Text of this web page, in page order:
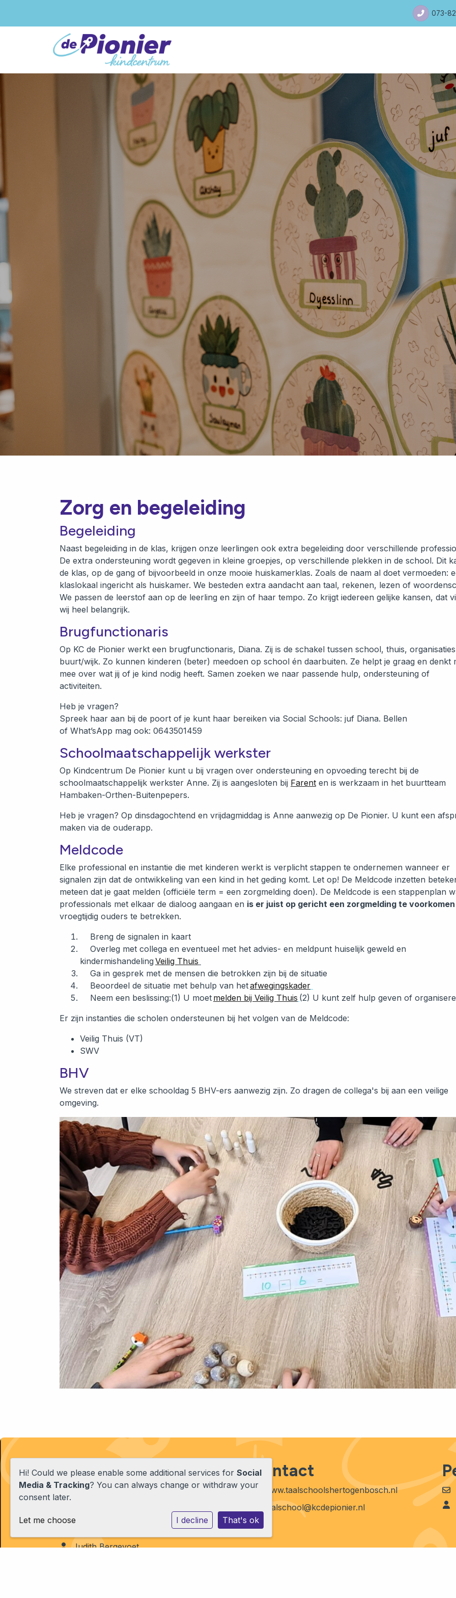
073-
Home
Zorg en begeleiding
Begeleiding
Naast begeleiding in de klas, krijgen onze leerlingen ook extra begeleiding door verschillende
De extra ondersteuning wordt gegeven in kleine groepjes, op verschillende plekken in de school. Dit
de klas, op de gang of bijvoorbeeld in onze mooie huiskamerklas. Zoals de naam al doet vermoeden:
klaslokaal ingericht als huiskamer. We besteden extra aandacht aan taal, rekenen, lezen of
We passen de leerstof aan op de leerling en zijn of haar tempo. Zo krijgt iedereen gelijke kansen, dat
wij heel belangrijk.
Brugfunctionaris
Op KC de Pionier werkt een brugfunctionaris, Diana. Zij is de schakel tussen school, thuis,
buurt/wijk. Zo kunnen kinderen (beter) meedoen op school én daarbuiten. Ze helpt je graag en denkt
mee over wat jij of je kind nodig heeft. Samen zoeken we naar passende hulp, ondersteuning of
activiteiten.
Heb je vragen?
Spreek haar aan bij de poort of je kunt haar bereiken via Social Schools: juf Diana. Bellen
of What’sApp mag ook: 0643501459
Schoolmaatschappelijk werkster
Op Kindcentrum De Pionier kunt u bij vragen over ondersteuning en opvoeding terecht bij de
schoolmaatschappelijk werkster Anne. Zij is aangesloten bij Farent en is werkzaam in het buurtteam
Hambaken-Orthen-Buitenpepers.
Heb je vragen? Op dinsdagochtend en vrijdagmiddag is Anne aanwezig op De Pionier. U kunt een
maken via de ouderapp.
Meldcode
Elke professional en instantie die met kinderen werkt is verplicht stappen te ondernemen wanneer er
signalen zijn dat de ontwikkeling van een kind in het geding komt. Let op! De Meldcode inzetten
meteen dat je gaat melden (officiële term = een zorgmelding doen). De Meldcode is een stappenplan
professionals met elkaar de dialoog aangaan en is er juist op gericht een zorgmelding te voorkomen
vroegtijdig ouders te betrekken.
Breng de signalen in kaart
Overleg met collega en eventueel met het advies- en meldpunt huiselijk geweld en
kindermishandeling Veilig Thuis
Ga in gesprek met de mensen die betrokken zijn bij de situatie
Beoordeel de situatie met behulp van hetafwegingskader
Neem een beslissing:(1) U moet melden bij Veilig Thuis (2) U kunt zelf hulp geven of
Er zijn instanties die scholen ondersteunen bij het volgen van de Meldcode:
Veilig Thuis (VT)
SWV
BHV
We streven dat er elke schooldag 5 BHV-ers aanwezig zijn. Zo dragen de collega's bij aan een veilige
omgeving.
Basisschool de Pionier
Hambakendreef 2a
0738225422
Judith Bergevoet
Contact
www.taalschoolshertogenbosch.nl
taalschool@kcdepionier.nl
Hi! Could we please enable some additional services for Social
Media & Tracking? You can always change or withdraw your
consent later.
Let me choose I decline That's ok